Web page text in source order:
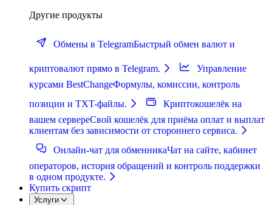
Другие продукты
Обмены в TelegramБыстрый обмен валют и
криптовалют прямо в Telegram.
Управление
курсами BestChangeФормулы, комиссии, контроль
позиции и TXT-файлы.
Криптокошелёк на
вашем сервереСвой кошелёк для приёма оплат и выплат
клиентам без зависимости от стороннего сервиса.
Онлайн-чат для обменникаЧат на сайте, кабинет
операторов, история обращений и контроль поддержки
в одном продукте.
Купить скрипт
Услуги